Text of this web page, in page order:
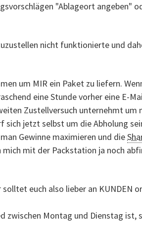
"Ablageort angeben"
nicht funktionierte und
um MIR ein Paket zu liefern.
eine Stunde vorher eine E-
Zustellversuch unternehmt um
sich jetzt selbst um die Abholung
Gewinne maximieren und die
mit der Packstation ja noch
euch also lieber an KUNDEN
zwischen Montag und Dienstag ist,